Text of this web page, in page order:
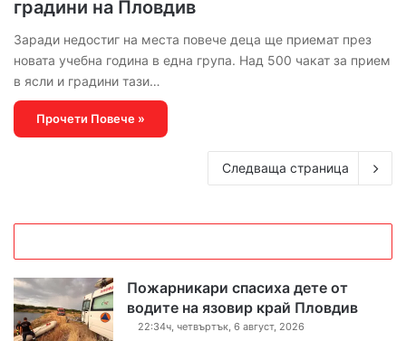
градини на Пловдив
Заради недостиг на места повече деца ще приемат през
новата учебна година в една група. Над 500 чакат за прием
в ясли и градини тази…
Прочети Повече »
Следваща страница
Пожарникари спасиха дете от
водите на язовир край Пловдив
22:34ч, четвъртък, 6 август, 2026